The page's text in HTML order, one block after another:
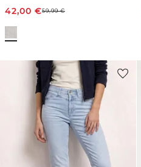
42,00 €59,99€